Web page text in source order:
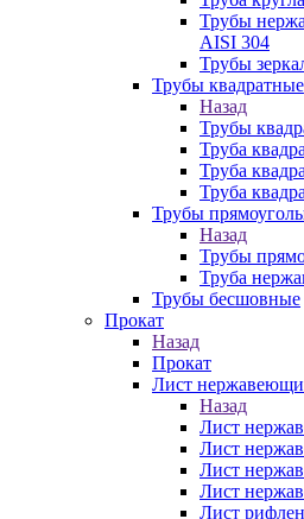
Трубы
AISI 304
Трубы
Трубы квадратные
Назад
Трубы
Труба
Труба
Труба
Трубы
Назад
Трубы
Труба
Трубы бесшовные
Прокат
Назад
Прокат
Лист
Назад
Лист
Лист
Лист
Лист
Лист